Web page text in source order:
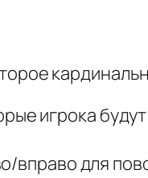
игрока
вправо для